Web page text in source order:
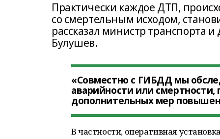
Практически каждое ДТП,
со смертельным исходом,
рассказал министр транспорта
Булушев.
«Совместно с ГИБДД мы
аварийности или
дополнительных мер
В частности, оперативная